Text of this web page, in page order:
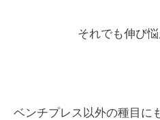
それでも伸び
ベンチプレス以外の種目に